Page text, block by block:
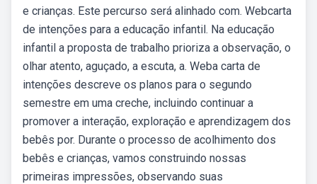
e crianças. Este percurso será alinhado com. Webcarta
de intenções para a educação infantil. Na educação
infantil a proposta de trabalho prioriza a observação, o
olhar atento, aguçado, a escuta, a. Weba carta de
intenções descreve os planos para o segundo
semestre em uma creche, incluindo continuar a
promover a interação, exploração e aprendizagem dos
bebês por. Durante o processo de acolhimento dos
bebês e crianças, vamos construindo nossas
primeiras impressões, observando suas